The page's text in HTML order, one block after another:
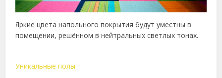
Яркие цвета напольного покрытия будут уместны в
помещении, решённом в нейтральных светлых тонах.
Уникальные полы